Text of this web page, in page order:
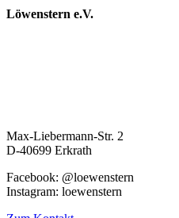
Löwenstern e.V.
Max-Liebermann-Str. 2
D-40699 Erkrath
Facebook: @loewenstern
Instagram: loewenstern